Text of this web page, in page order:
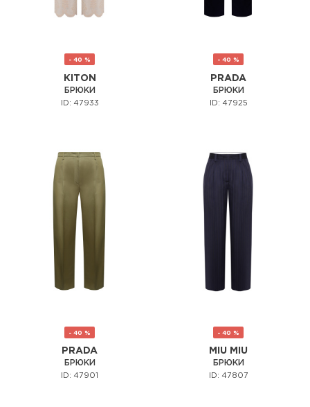
- 40 %
KITON
БРЮКИ
ID: 47933
- 40 %
PRADA
БРЮКИ
ID: 47925
- 40 %
PRADA
БРЮКИ
ID: 47901
- 40 %
MIU MIU
БРЮКИ
ID: 47807